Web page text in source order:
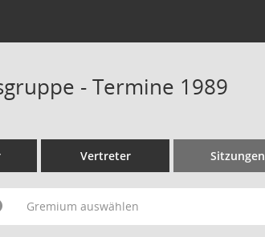
- Termine 1989
Vertreter Sitzungen
Gremium auswählen